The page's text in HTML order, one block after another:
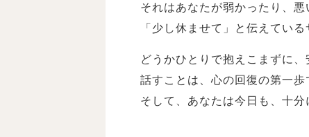
それはあなたが弱かったり、
「少し休ませて」と伝えている
どうかひとりで抱えこまずに
話すことは、心の回復の第一歩
そして、あなたは今日も、十分